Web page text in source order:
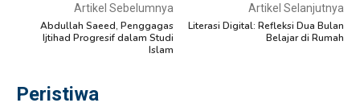
Artikel Sebelumnya
Abdullah Saeed, Penggagas
Ijtihad Progresif dalam Studi
Islam
Artikel Selanjutnya
Literasi Digital: Refleksi Dua Bulan
Belajar di Rumah
Peristiwa